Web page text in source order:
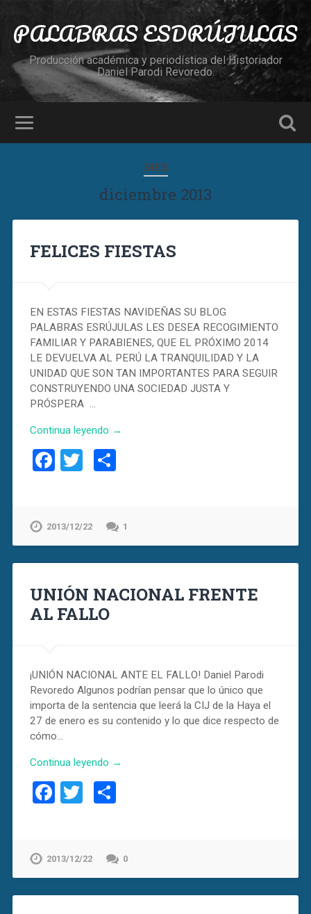
PALABRAS ESDRÚJULAS
Producción académica y periodística del Historiador
Daniel Parodi Revoredo.
MES
diciembre 2013
FELICES FIESTAS
EN ESTAS FIESTAS NAVIDEÑAS SU BLOG
PALABRAS ESRÚJULAS LES DESEA RECOGIMIENTO
FAMILIAR Y PARABIENES, QUE EL PRÓXIMO 2014
LE DEVUELVA AL PERÚ LA TRANQUILIDAD Y LA
UNIDAD QUE SON TAN IMPORTANTES PARA SEGUIR
CONSTRUYENDO UNA SOCIEDAD JUSTA Y
PRÓSPERA …
Continua leyendo →
Facebook
Twitter
2013/12/22 1
UNIÓN NACIONAL FRENTE
AL FALLO
¡UNIÓN NACIONAL ANTE EL FALLO! Daniel Parodi
Revoredo Algunos podrían pensar que lo único que
importa de la sentencia que leerá la CIJ de la Haya el
27 de enero es su contenido y lo que dice respecto de
cómo…
Continua leyendo →
Facebook
Twitter
2013/12/22 0